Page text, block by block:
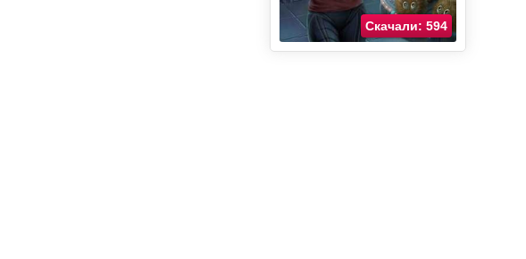
Скачали: 594